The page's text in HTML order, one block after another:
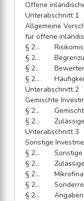
Offene
Unterabschnitt 1
Allgemeine
für offene
§ 214
§ 215
§ 216
Bewerter
§ 217
Unterabschnitt 2
Gemischte
§ 218
§ 219
Unterabschnitt 3
Sonstige
§ 220
§ 221
§ 222
§ 223
§ 224